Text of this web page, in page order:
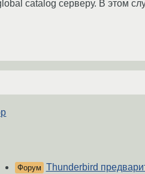
catalog серверу. В этом
Форум Thunderbird